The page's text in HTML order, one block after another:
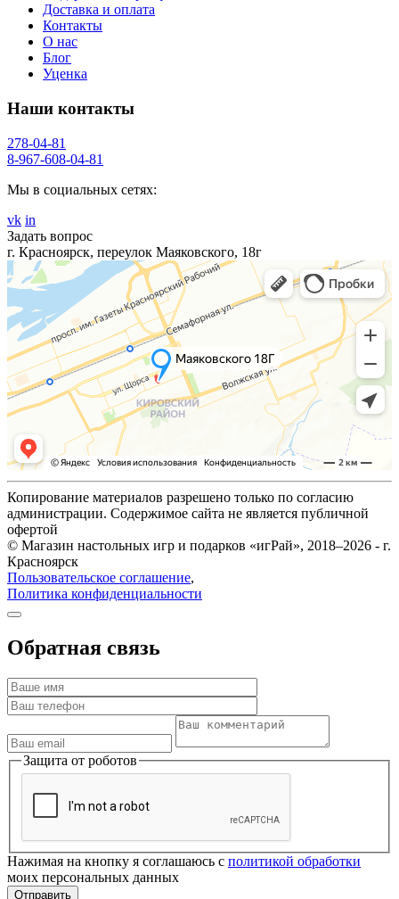
Доставка и оплата
Контакты
О нас
Блог
Уценка
Наши контакты
278-04-81
8-967-608-04-81
Мы в социальных сетях:
vk in
Задать вопрос
г. Красноярск, переулок Маяковского, 18г
Копирование материалов разрешено только по согласию
администрации. Содержимое сайта не является публичной
офертой
© Магазин настольных игр и подарков «игРай», 2018–2026 - г.
Красноярск
Пользовательское соглашение,
Политика конфиденциальности
Обратная связь
Защита от роботов
Нажимая на кнопку я соглашаюсь с политикой обработки
моих персональных данных